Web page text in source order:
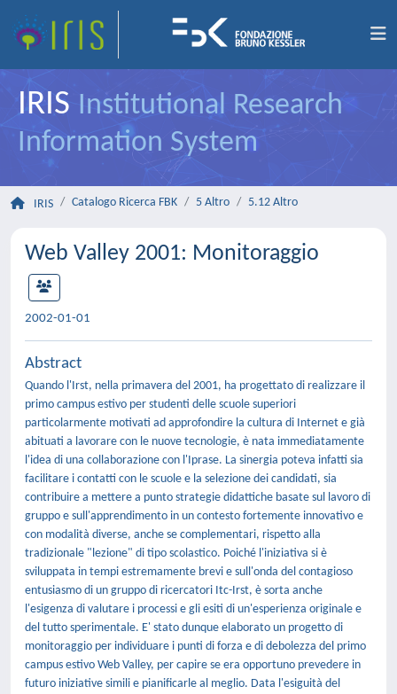
IRIS Institutional Research
Information System
IRIS Catalogo Ricerca FBK 5 Altro 5.12 Altro
Web Valley 2001: Monitoraggio
2002-01-01
Abstract
Quando l'Irst, nella primavera del 2001, ha progettato di realizzare il
primo campus estivo per studenti delle scuole superiori
particolarmente motivati ad approfondire la cultura di Internet e già
abituati a lavorare con le nuove tecnologie, è nata immediatamente
l'idea di una collaborazione con l'Iprase. La sinergia poteva infatti sia
facilitare i contatti con le scuole e la selezione dei candidati, sia
contribuire a mettere a punto strategie didattiche basate sul lavoro di
gruppo e sull'apprendimento in un contesto fortemente innovativo e
con modalità diverse, anche se complementari, rispetto alla
tradizionale "lezione" di tipo scolastico. Poiché l'iniziativa si è
sviluppata in tempi estremamente brevi e sull'onda del contagioso
entusiasmo di un gruppo di ricercatori Itc-Irst, è sorta anche
l'esigenza di valutare i processi e gli esiti di un'esperienza originale e
del tutto sperimentale. E' stato dunque elaborato un progetto di
monitoraggio per individuare i punti di forza e di debolezza del primo
campus estivo Web Valley, per capire se era opportuno prevedere in
futuro iniziative simili e pianificarle al meglio. Data l'esiguità del